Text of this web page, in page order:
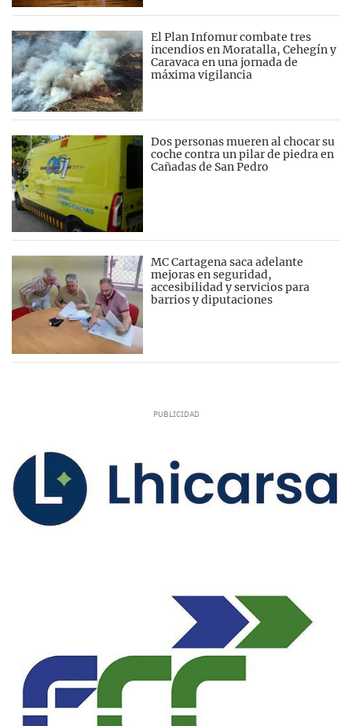
El Plan Infomur combate tres
incendios en Moratalla, Cehegín y
Caravaca en una jornada de
máxima vigilancia
Dos personas mueren al chocar su
coche contra un pilar de piedra en
Cañadas de San Pedro
MC Cartagena saca adelante
mejoras en seguridad,
accesibilidad y servicios para
barrios y diputaciones